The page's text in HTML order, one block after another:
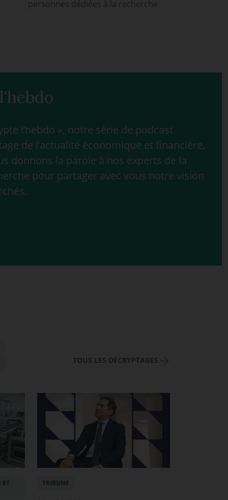
personnes dédiées à la recherche
l’hebdo », notre série de podcast
de l’actualité économique et financière.
donnons la parole à nos experts de la
pour partager avec vous notre vision
ET TRIBUNE
TOUS LES DÉCRYPTAGES